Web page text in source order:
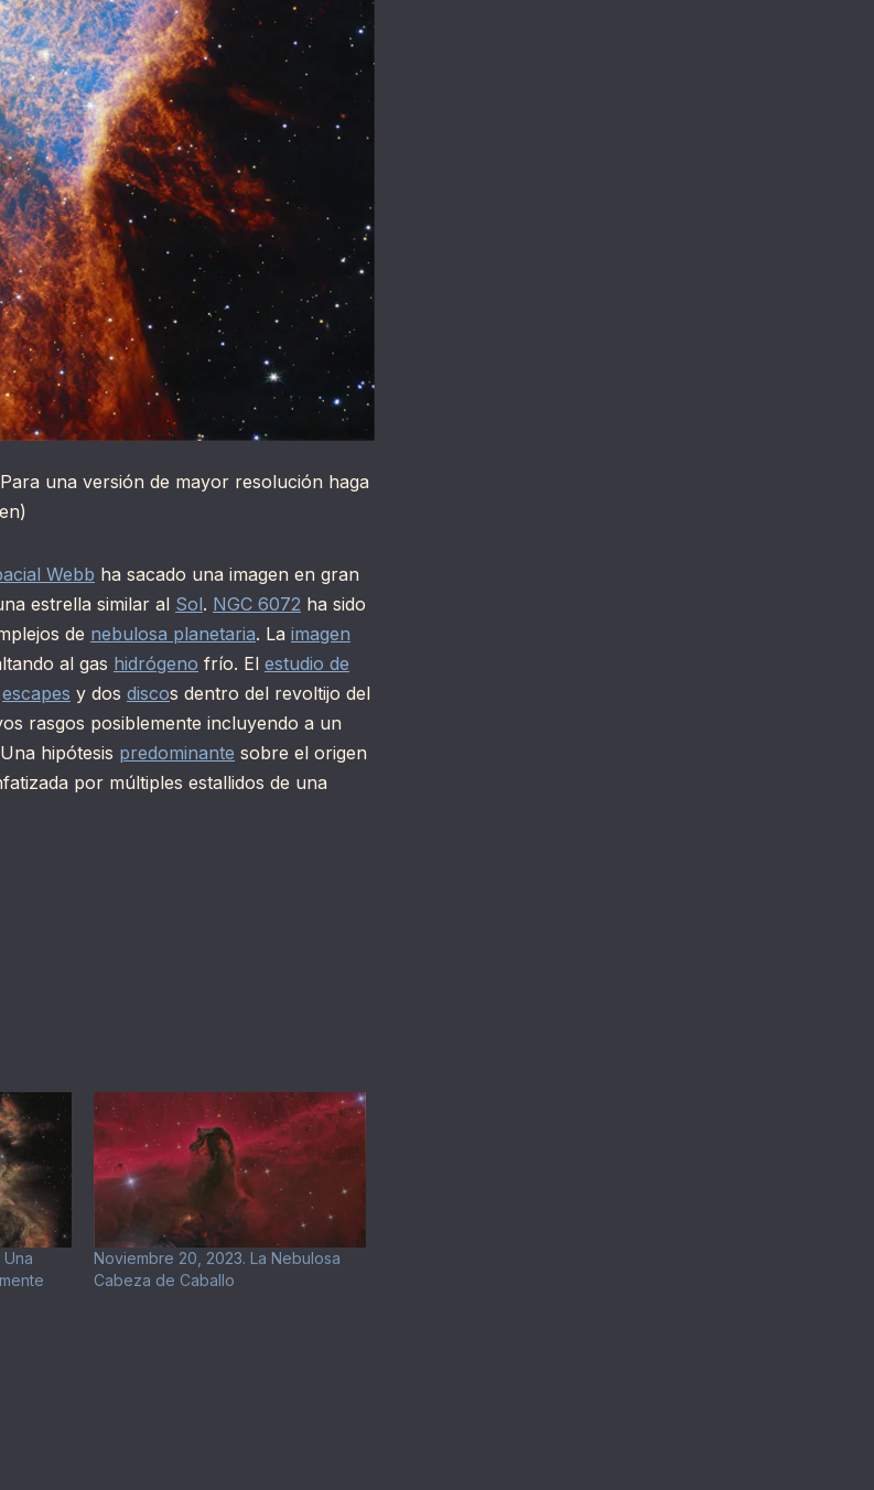
una versión de mayor resolución haga
Webb ha sacado una imagen en gran
estrella similar al Sol. NGC 6072 ha sido
de nebulosa planetaria. La imagen
al gas hidrógeno frío. El estudio de
escapes y dos discos dentro del revoltijo del
rasgos posiblemente incluyendo a un
hipótesis predominante sobre el origen
por múltiples estallidos de una
Una
Noviembre 20, 2023. La Nebulosa
Cabeza de Caballo